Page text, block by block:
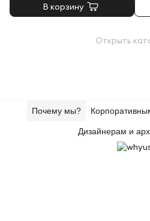
В корзину
Открыть
Почему мы?
Дизайнерам и